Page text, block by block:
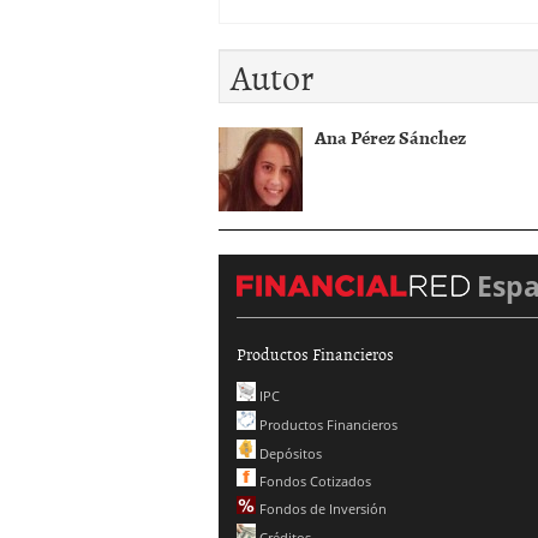
Autor
Ana Pérez Sánchez
Productos Financieros
IPC
Productos Financieros
Depósitos
Fondos Cotizados
Fondos de Inversión